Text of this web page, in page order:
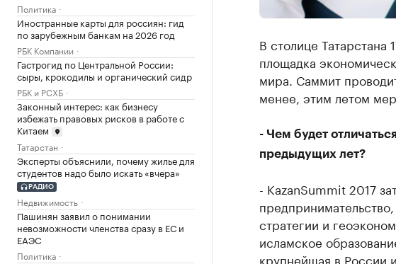
Политика
Иностранные карты для россиян: гид
по зарубежным банкам на 2026 год
РБК Компании
Гастрогид по Центральной России:
сыры, крокодилы и органический сидр
РБК и РСХБ
Законный интерес: как бизнесу
избежать правовых рисков в работе с
Китаем
Татарстан
Эксперты объяснили, почему жилье для
студентов надо было искать «вчера»
РАДИО
Недвижимость
Пашинян заявил о понимании
невозможности членства сразу в ЕС и
ЕАЭС
Политика
В столице Татарстана
площадка
мира. Саммит
менее, этим летом
- Чем будет
предыдущих лет?
- KazanSummit 2017
стратегии и
исламское
крупнейшая в России